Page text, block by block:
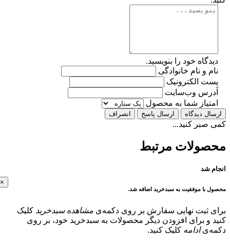
خود را بنویسید.
و نام خانوادگی
الکترونیک
وب‌سایت
شما به محصول
دیدگاه ارسال پاسخ انصراف
کنید...
مرتبط
شد
با موفقیت به سبدخرید اضافه شد.
ثبت نهایی سفارش بر روی دکمه‌یمشاهده سبدخریدکلیک
و برای افزودن دیگر محصولات به سبدخرید خود، بر روی
ادامهکلیک کنید.